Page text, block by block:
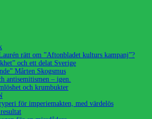
rätt om ”Aftonbladet kulturs kampanj”?
och ett delat Sverige
Mårten Skogsmus
antisemitismen – igen.
och krumbukter
för imperiemakten, med värdelös